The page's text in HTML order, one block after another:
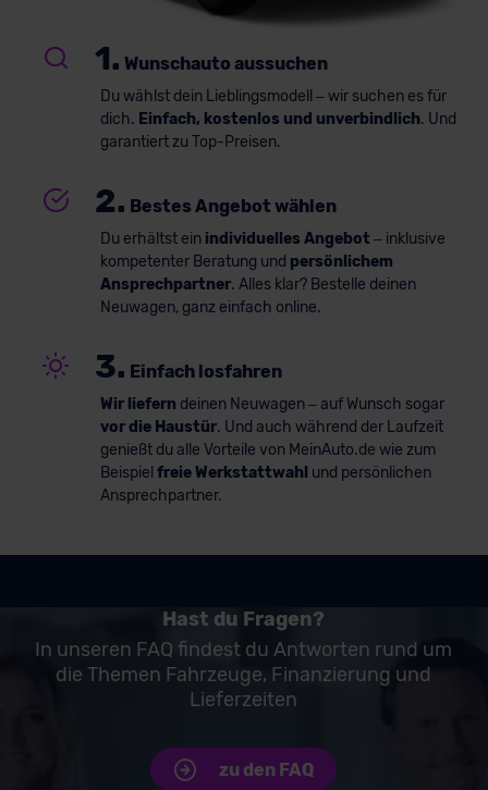
1. Wunschauto aussuchen
Du wählst dein Lieblingsmodell – wir suchen es für
dich. Einfach, kostenlos und unverbindlich. Und
garantiert zu Top-Preisen.
2. Bestes Angebot wählen
Du erhältst ein individuelles Angebot – inklusive
kompetenter Beratung und persönlichem
Ansprechpartner. Alles klar? Bestelle deinen
Neuwagen, ganz einfach online.
3. Einfach losfahren
Wir liefern deinen Neuwagen – auf Wunsch sogar
vor die Haustür. Und auch während der Laufzeit
genießt du alle Vorteile von MeinAuto.de wie zum
Beispiel freie Werkstattwahl und persönlichen
Ansprechpartner.
Hast du Fragen?
In unseren FAQ findest du Antworten rund um
die Themen Fahrzeuge, Finanzierung und
Lieferzeiten
zu den FAQ